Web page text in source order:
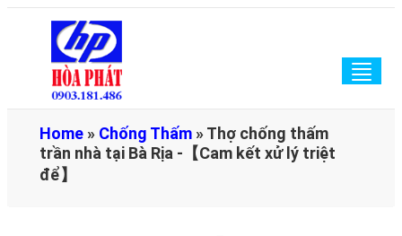
Home » Chống Thấm »Thợ chống thấm
trần nhà tại Bà Rịa -【Cam kết xử lý triệt
để】